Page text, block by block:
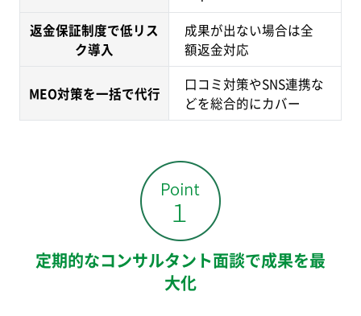
返金保証制度で低リス
ク導入
成果が出ない場合は全
額返金対応
MEO対策を一括で代行
口コミ対策やSNS連携な
どを総合的にカバー
定期的なコンサルタント面談で成果を最
大化